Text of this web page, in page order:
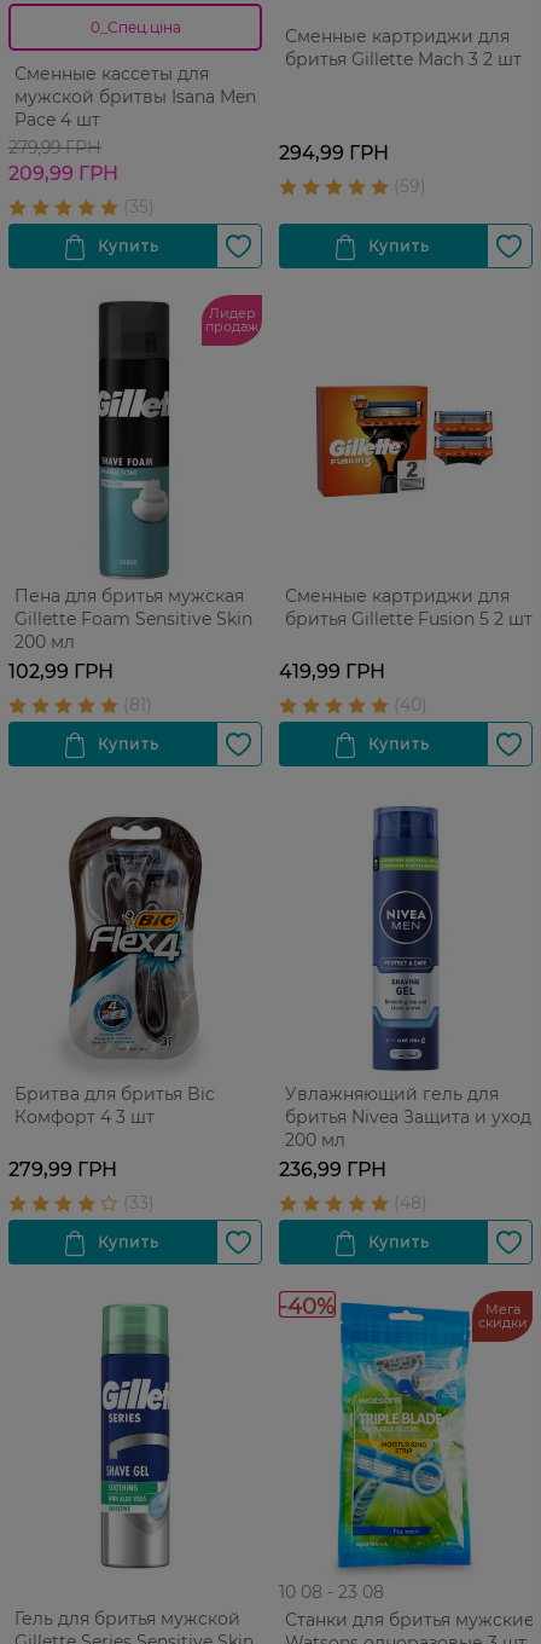
0_Спец.ціна
Сменные кассеты для
мужской бритвы Isana Men
Pace 4 шт
279,99 ГРН
209,99 ГРН
Сменные картриджи для
бритья Gillette Mach 3 2 шт
294,99 ГРН
Лидер
продаж
Пена для бритья мужская
Gillette Foam Sensitive Skin
200 мл
102,99 ГРН
Сменные картриджи для
бритья Gillette Fusion 5 2 шт
419,99 ГРН
Бритва для бритья Bic
Комфорт 4 3 шт
279,99 ГРН
Увлажняющий гель для
бритья Nivea Защита и уход,
200 мл
236,99 ГРН
Гель для бритья мужской
-40% Мега
скидки
10 08 - 23 08
Станки для бритья мужские